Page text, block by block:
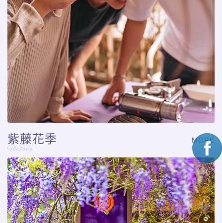
紫藤花季
Wisteria
MORE